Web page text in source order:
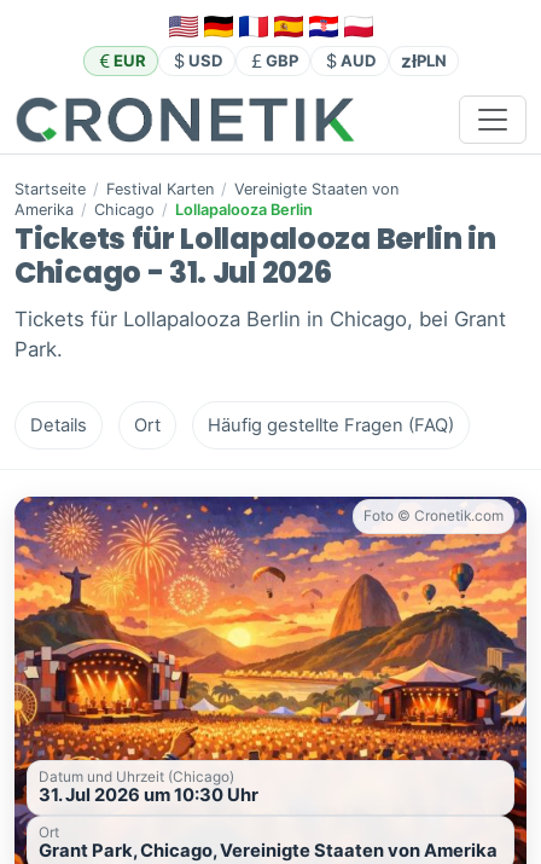
EUR USD GBP AUD złPLN
Startseite / Festival Karten / Vereinigte Staaten von
Amerika / Chicago / Lollapalooza Berlin
Tickets für Lollapalooza Berlin in
Chicago - 31. Jul 2026
Tickets für Lollapalooza Berlin in Chicago, bei Grant
Park.
Details Ort Häufig gestellte Fragen (FAQ)
Foto © Cronetik.com
Datum und Uhrzeit (Chicago)
31. Jul 2026 um 10:30 Uhr
Ort
Grant Park, Chicago, Vereinigte Staaten von Amerika